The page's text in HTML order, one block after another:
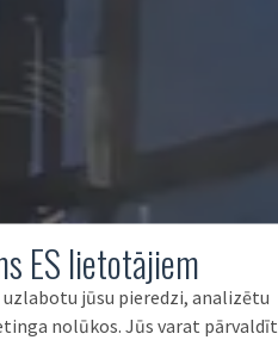
ES lietotājiem
jūsu pieredzi, analizētu
nolūkos. Jūs varat pārvaldīt